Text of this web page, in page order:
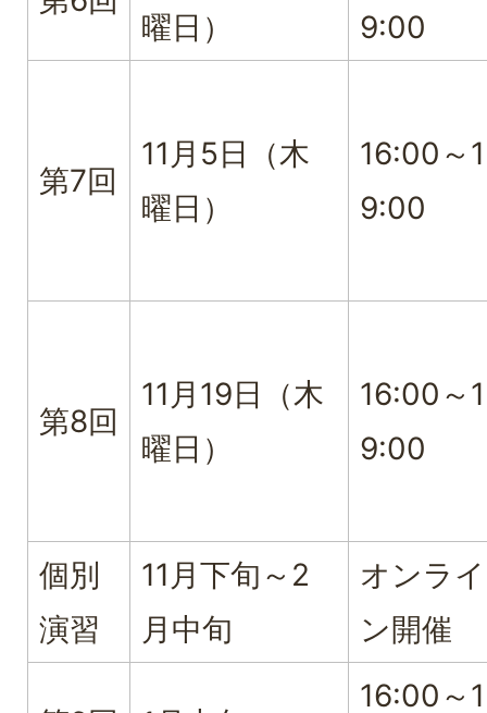
曜日） 9:00
第7回
11月5日（木
曜日）
16:00～1
9:00
第8回
11月19日（木
曜日）
16:00～1
9:00
個別
演習
11月下旬～2
月中旬
オンライ
ン開催
16:00～1